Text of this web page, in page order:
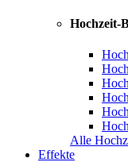
Hochzeit-
Alle
Effekte